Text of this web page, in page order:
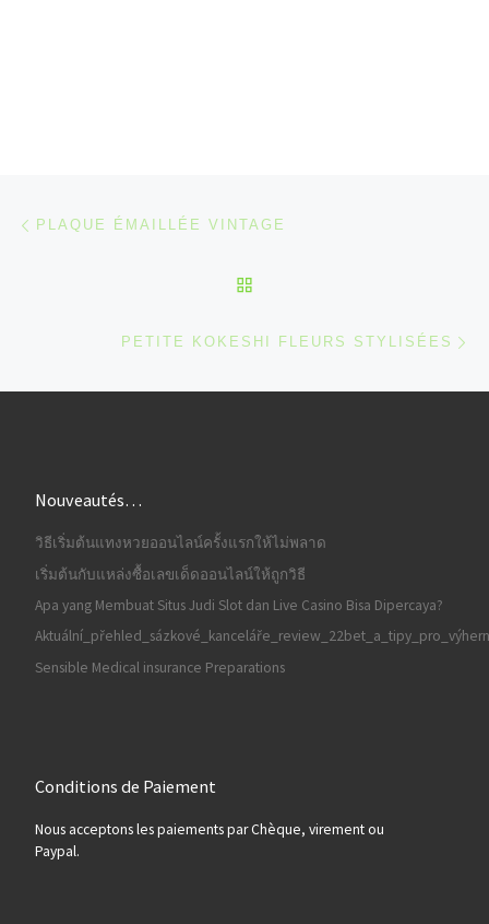
Parcourir les articles
PLAQUE ÉMAILLÉE VINTAGE
PETITE KOKESHI FLEURS STYLISÉES
Nouveautés…
วิธีเริ่มต้นแทงหวยออนไลน์ครั้งแรกให้ไม่พลาด
เริ่มต้นกับแหล่งซื้อเลขเด็ดออนไลน์ให้ถูกวิธี
Apa yang Membuat Situs Judi Slot dan Live Casino Bisa Dipercaya?
Sensible Medical insurance Preparations
Conditions de Paiement
Nous acceptons les paiements par Chèque, virement ou
Paypal.